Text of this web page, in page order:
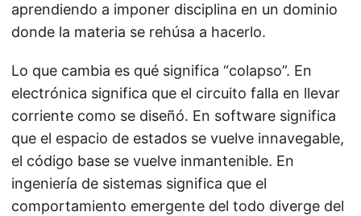
aprendiendo a imponer disciplina en un dominio
donde la materia se rehúsa a hacerlo.
Lo que cambia es qué significa “colapso”. En
electrónica significa que el circuito falla en llevar
corriente como se diseñó. En software significa
que el espacio de estados se vuelve innavegable,
el código base se vuelve inmantenible. En
ingeniería de sistemas significa que el
comportamiento emergente del todo diverge del